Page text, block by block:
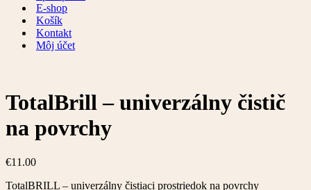
E-shop
Košík
Kontakt
Môj účet
TotalBrill – univerzálny čistič
na povrchy
€11.00
TotalBRILL – univerzálny čistiaci prostriedok na povrchy